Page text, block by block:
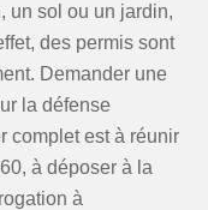
un sol ou un jardin,
des permis sont
Demander une
la défense
complet est à réunir
à déposer à la
à